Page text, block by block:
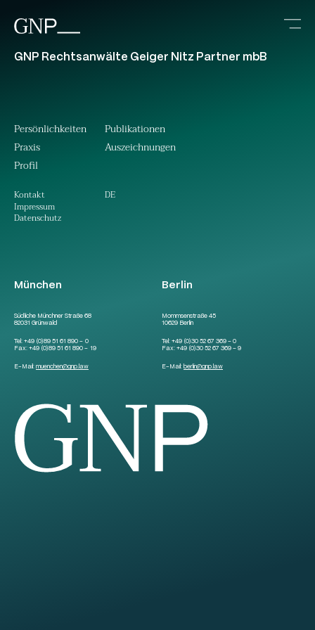
GNP Rechtsanwälte Geiger Nitz Partner mbB
München
Südliche Münchner Straße 68
82031 Grünwald
Tel:+49 (0)89 51 61 890 – 0
Fax:+49 (0)89 51 61 890 – 19
E-Mail:muenchen@gnp.law
Berlin
Mommsenstraße 45
10629 Berlin
Tel: +49 (0)30 52 67 369 – 0
Fax: +49 (0)30 52 67 369 – 9
E-Mail: berlin@gnp.law
Persönlichkeiten
Praxis
Profil
Kontakt
Impressum
Datenschutz
Publikationen
Auszeichnungen
DE